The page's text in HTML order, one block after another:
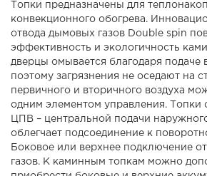
Топки предназначены для
конвекционного обогрева.
отвода дымовых газов Double spin
эффективность и экологичность
дверцы омывается благодаря подаче
поэтому загрязнения не оседают на
первичного и вторичного воздуха
одним элементом управления. Топки
ЦПВ – центральной подачи
облегчает подсоединение к
Боковое или верхнее подключение
газов. К каминным топкам можно